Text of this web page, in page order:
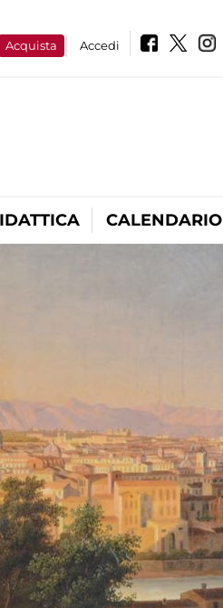
Acquista Accedi
CALENDARIO